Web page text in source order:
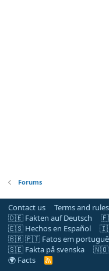
Forums
Contact us Terms and rules
🇩🇪 Fakten auf Deutsch
🇪🇸 Hechos en Español
🇧🇷 🇵🇹 Fatos em
🇸🇪 Fakta på svenska
🇳🇴
🌍 Facts
R